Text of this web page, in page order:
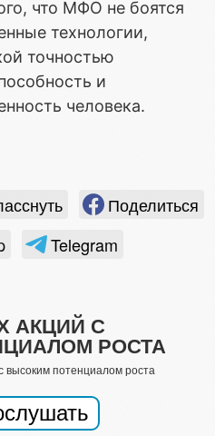
что МФО не боятся
технологии,
точностью
и
человека.
Поделиться
Telegram
АКЦИЙ С
РОСТА